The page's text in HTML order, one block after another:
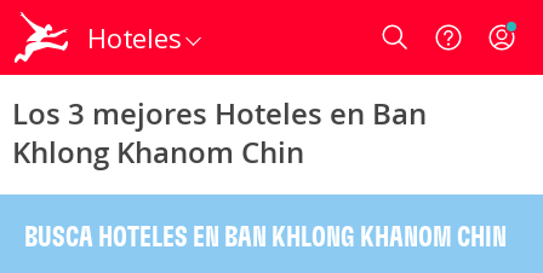
Hoteles Login
Los 3 mejores Hoteles en Ban
Khlong Khanom Chin
BUSCA HOTELES EN BAN KHLONG KHANOM CHIN